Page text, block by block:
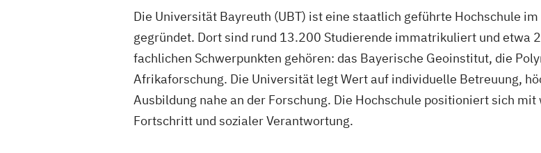
Die Universität Bayreuth (UBT) ist eine staatlich geführte Hochschule
gegründet. Dort sind rund 13.200 Studierende immatrikuliert und etwa
fachlichen Schwerpunkten gehören: das Bayerische Geoinstitut, die
Afrikaforschung. Die Universität legt Wert auf individuelle Betreuung,
Ausbildung nahe an der Forschung. Die Hochschule positioniert sich
Fortschritt und sozialer Verantwortung.